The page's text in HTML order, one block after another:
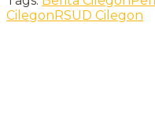
CilegonRSUD Cilegon